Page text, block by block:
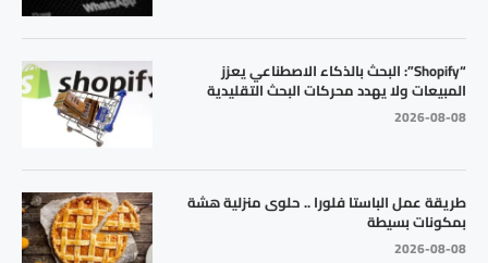
“Shopify”: البحث بالذكاء الاصطناعي يعزز
المبيعات ولا يهدد محركات البحث التقليدية
2026-08-08
طريقة عمل الباستا فلورا .. حلوى منزلية هشة
بمكونات بسيطة
2026-08-08